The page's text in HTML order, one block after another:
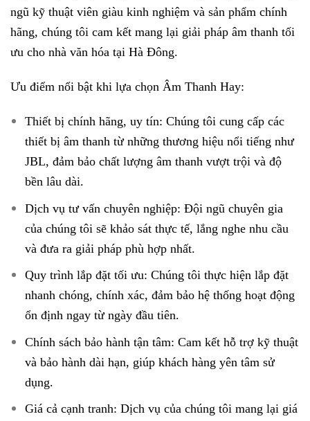
ngũ kỹ thuật viên giàu kinh nghiệm và sản phẩm chính
hãng, chúng tôi cam kết mang lại giải pháp âm thanh tối
ưu cho nhà văn hóa tại Hà Đông.
Ưu điểm nổi bật khi lựa chọn Âm Thanh Hay:
Thiết bị chính hãng, uy tín: Chúng tôi cung cấp các
thiết bị âm thanh từ những thương hiệu nổi tiếng như
JBL, đảm bảo chất lượng âm thanh vượt trội và độ
bền lâu dài.
Dịch vụ tư vấn chuyên nghiệp: Đội ngũ chuyên gia
của chúng tôi sẽ khảo sát thực tế, lắng nghe nhu cầu
và đưa ra giải pháp phù hợp nhất.
Quy trình lắp đặt tối ưu: Chúng tôi thực hiện lắp đặt
nhanh chóng, chính xác, đảm bảo hệ thống hoạt động
ổn định ngay từ ngày đầu tiên.
Chính sách bảo hành tận tâm: Cam kết hỗ trợ kỹ thuật
và bảo hành dài hạn, giúp khách hàng yên tâm sử
dụng.
Giá cả cạnh tranh: Dịch vụ của chúng tôi mang lại giá